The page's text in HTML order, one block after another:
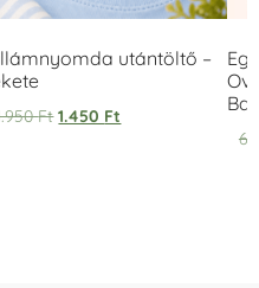
utántöltő –
Ft 1.450 Ft